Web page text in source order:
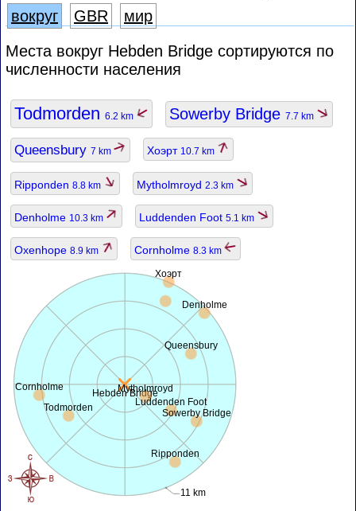
вокруг GBR
мир
Места вокруг Hebden Bridge сортируются по
численности населения
Todmorden 6.2 km Sowerby Bridge 7.7 km
Queensbury 7 km Хоэрт 10.7 km
Ripponden 8.8 km Mytholmroyd 2.3 km
Denholme 10.3 km Luddenden Foot 5.1 km
Oxenhope 8.9 km Cornholme 8.3 km
Hebden Bridge
11 km
Todmorden Sowerby Bridge
Queensbury
Хоэрт
Ripponden
Mytholmroyd
Denholme
Luddenden Foot
Cornholme